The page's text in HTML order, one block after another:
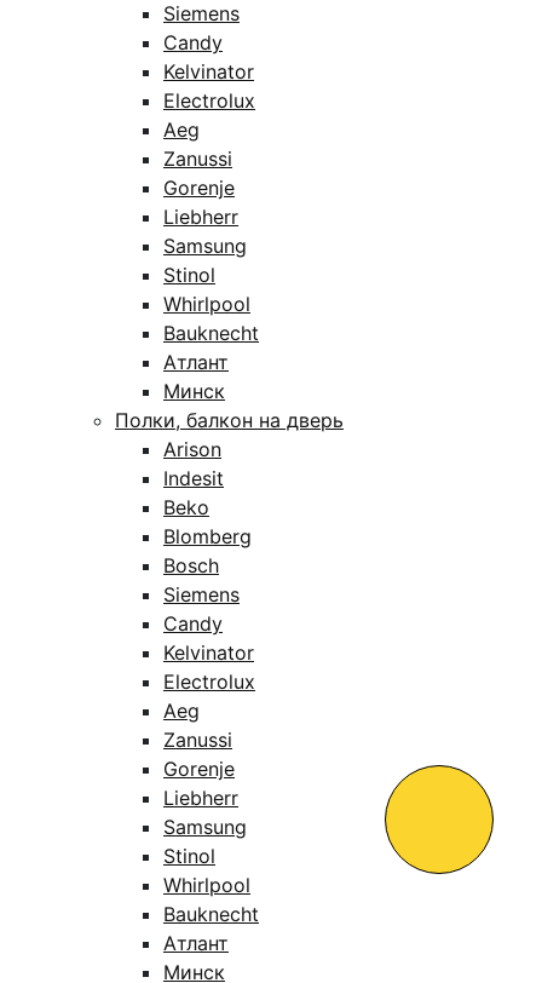
Siemens
Candy
Kelvinator
Electrolux
Aeg
Zanussi
Gorenje
Liebherr
Samsung
Stinol
Whirlpool
Bauknecht
Атлант
Минск
Полки, балкон на дверь
Arison
Indesit
Beko
Blomberg
Bosch
Siemens
Candy
Kelvinator
Electrolux
Aeg
Zanussi
Gorenje
Liebherr
Samsung
Stinol
Whirlpool
Bauknecht
Атлант
Минск